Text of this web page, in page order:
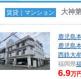
賃貸｜マンション 大神
鹿児島
鹿児島
西鉄大
福岡県
6.9万円